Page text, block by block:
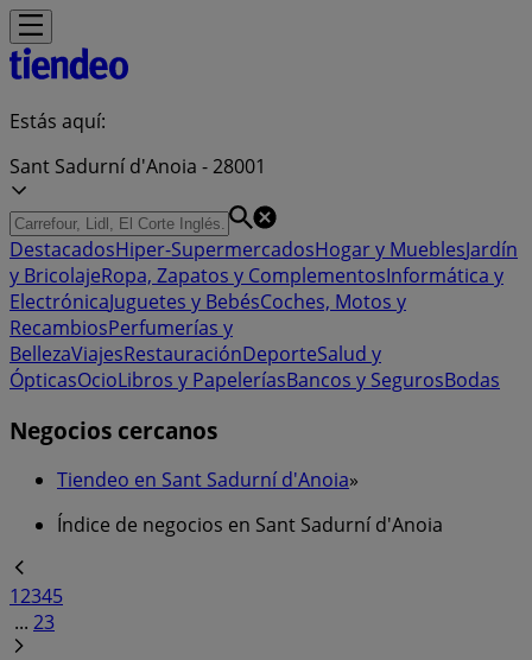
Estás aquí:
Sant Sadurní d'Anoia - 28001
DestacadosHiper-SupermercadosHogar y MueblesJardín
y BricolajeRopa, Zapatos y ComplementosInformática y
ElectrónicaJuguetes y BebésCoches, Motos y
RecambiosPerfumerías y
BellezaViajesRestauraciónDeporteSalud y
ÓpticasOcioLibros y PapeleríasBancos y SegurosBodas
Negocios cercanos
Tiendeo en Sant Sadurní d'Anoia»
Índice de negocios en Sant Sadurní d'Anoia
12345
... 23